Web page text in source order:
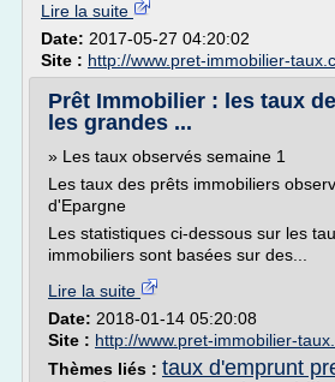
Lire la suite
Date: 2017-05-27 04:20:02
Site : http://www.pret-immobilier-
Prêt Immobilier : les taux
les grandes ...
» Les taux observés semaine 1
Les taux des prêts immobiliers
d'Epargne
Les statistiques ci-dessous sur les
immobiliers sont basées sur des...
Lire la suite
Date: 2018-01-14 05:20:08
Site : http://www.pret-immobilier-
Thèmes liés : taux d'emprunt